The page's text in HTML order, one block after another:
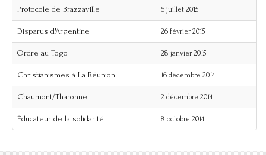
Protocole de Brazzaville 6 juillet 2015
Disparus d'Argentine 26 février 2015
Ordre au Togo 28 janvier 2015
Christianismes à La Réunion 16 décembre 2014
Chaumont/Tharonne 2 décembre 2014
Éducateur de la solidarité 8 octobre 2014